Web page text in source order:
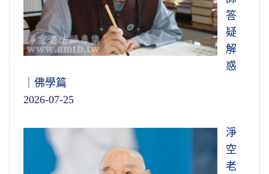
答
疑
解
惑
｜佛學篇
2026-07-25
淨
空
老